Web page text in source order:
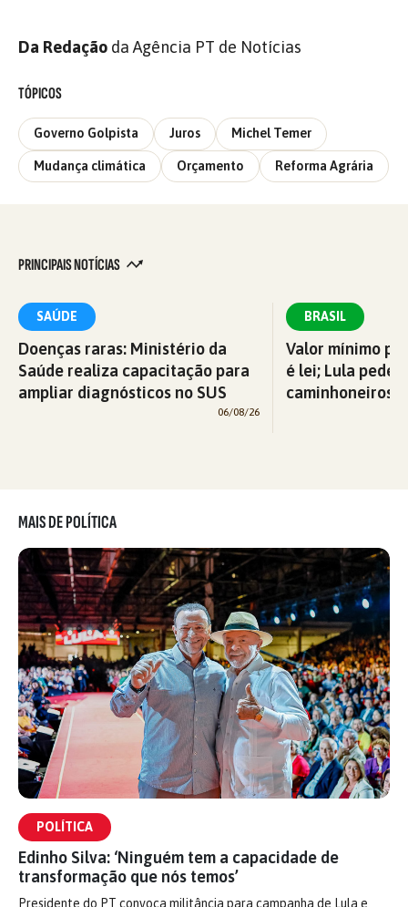
Da Redação da Agência PT de Notícias
TÓPICOS
Governo Golpista Juros Michel Temer
Mudança climática Orçamento Reforma Agrária
PRINCIPAIS NOTÍCIAS
SAÚDE
Doenças raras: Ministério da
Saúde realiza capacitação para
ampliar diagnósticos no SUS
06/08/26
BRASIL
Valor mínimo
é lei; Lula pede
caminhoneiros
MAIS DE POLÍTICA
POLÍTICA
Edinho Silva: ‘Ninguém tem a capacidade de
transformação que nós temos’
Presidente do PT convoca militância para campanha de Lula e